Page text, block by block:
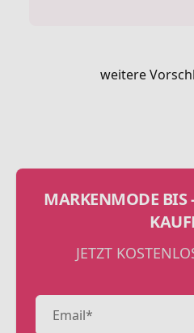
weitere
MARKENMODE BIS
JETZT